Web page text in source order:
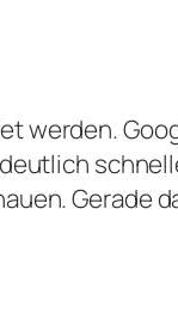
werden.
Gerade